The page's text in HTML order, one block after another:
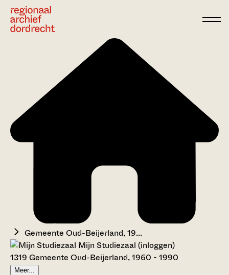
Gemeente Oud-Beijerland, 19...
Mijn Studiezaal (inloggen)
1319 Gemeente Oud-Beijerland, 1960 - 1990
Meer...